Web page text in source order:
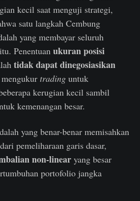
kecil saat menguji strategi,
satu langkah Cembung
yang membayar seluruh
Penentuan ukuran posisi
tidak dapat dinegosiasikan
tradinguntuk
kerugian kecil sambil
kemenangan besar.
yang benar-benar memisahkan
pemeliharaan garis dasar,
non-linear yang besar
portofolio jangka